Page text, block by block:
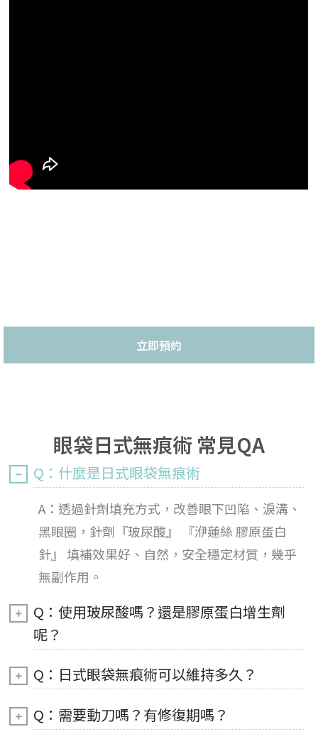
立即預約
眼袋日式無痕術 常見QA
Q：什麼是日式眼袋無痕術
A：透過針劑填充方式，改善眼下凹陷、淚溝、
黑眼圈，針劑『玻尿酸』 『洢蓮絲 膠原蛋白
針』 填補效果好、自然，安全穩定材質，幾乎
無副作用。
Q：使用玻尿酸嗎？還是膠原蛋白增生劑
呢？
Q：日式眼袋無痕術可以維持多久？
Q：需要動刀嗎？有修復期嗎？